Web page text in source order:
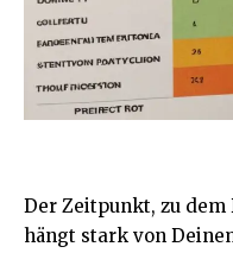
Der Zeitpunkt, zu
hängt stark von